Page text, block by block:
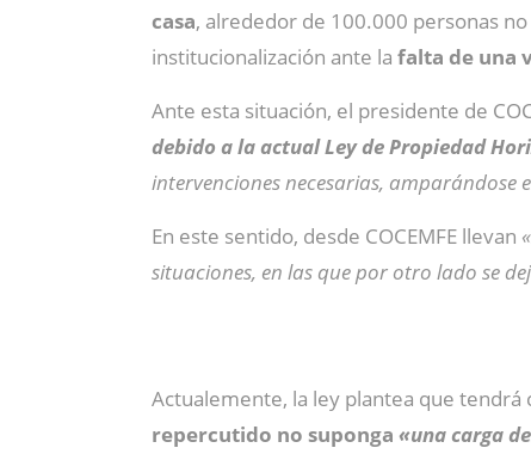
casa, alrededor de 100.000 personas
institucionalización ante la falta de una
Ante esta situación, el presidente de
debido a la actual Ley de Propiedad
intervenciones necesarias, amparándose
En este sentido, desde COCEMFE llevan
situaciones, en las que por otro lado se
Actualemente, la ley plantea que
repercutido no suponga «una carga